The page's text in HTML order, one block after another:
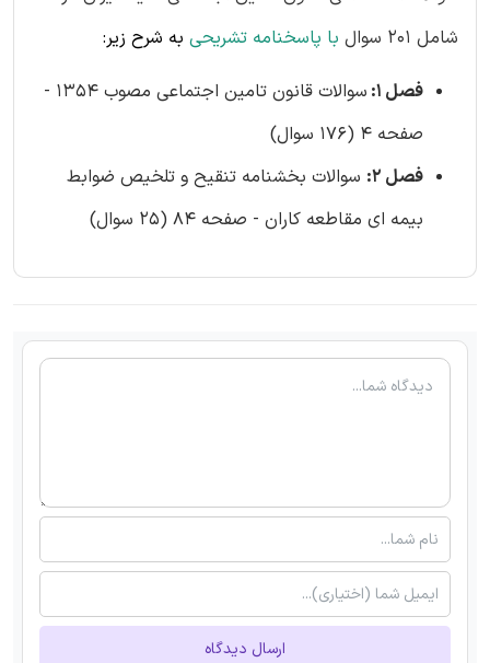
شامل 201 سوال
با پاسخنامه تشریحی به شرح زیر:
فصل 1:
سوالات قانون تامین اجتماعی مصوب 1354 -
صفحه 4 (176 سوال)
فصل 2:
سوالات بخشنامه تنقیح و تلخیص ضوابط
بیمه ای مقاطعه کاران - صفحه 84 (25 سوال)
ارسال دیدگاه